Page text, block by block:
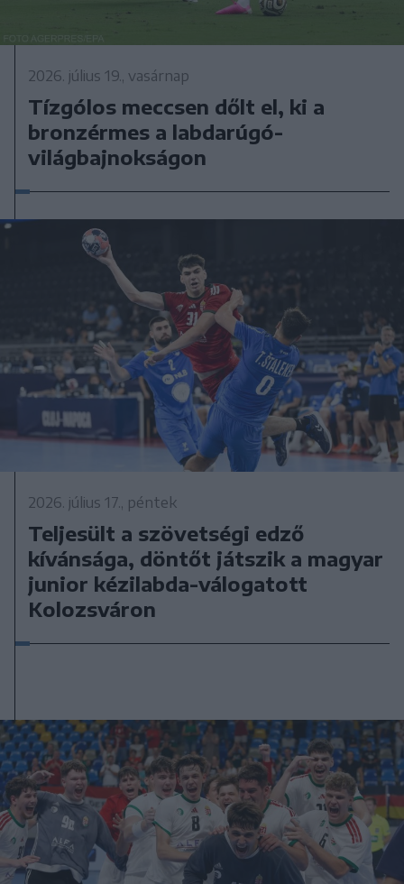
2026. július 19., vasárnap
Tízgólos meccsen dőlt el, ki a
bronzérmes a labdarúgó-
világbajnokságon
2026. július 17., péntek
Teljesült a szövetségi edző
kívánsága, döntőt játszik a magyar
junior kézilabda-válogatott
Kolozsváron